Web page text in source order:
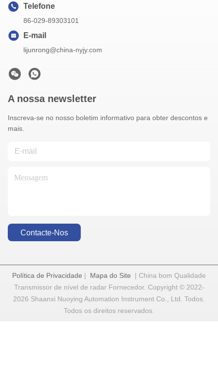
Telefone
86-029-89303101
E-mail
lijunrong@china-nyjy.com
A nossa newsletter
Inscreva-se no nosso boletim informativo para obter descontos e
mais.
Contacte-Nos
Política de Privacidade | Mapa do Site | China bom Qualidade
Transmissor de nível de radar Fornecedor. Copyright © 2022-
2026 Shaanxi Nuoying Automation Instrument Co., Ltd. Todos.
Todos os direitos reservados.